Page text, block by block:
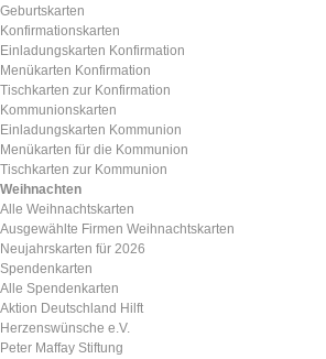
Geburtskarten
Konfirmationskarten
Einladungskarten Konfirmation
Menükarten Konfirmation
Tischkarten zur Konfirmation
Kommunionskarten
Einladungskarten Kommunion
Menükarten für die Kommunion
Tischkarten zur Kommunion
Weihnachten
Alle Weihnachtskarten
Ausgewählte Firmen Weihnachtskarten
Neujahrskarten für 2026
Spendenkarten
Alle Spendenkarten
Aktion Deutschland Hilft
Herzenswünsche e.V.
Peter Maffay Stiftung